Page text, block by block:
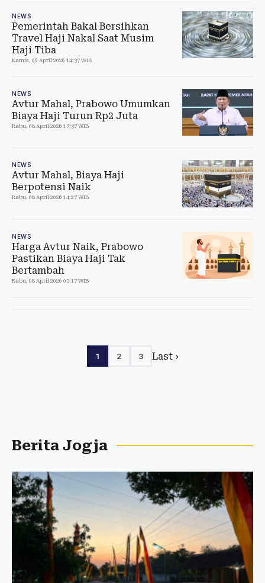
NEWS
Pemerintah Bakal Bersihkan
Travel Haji Nakal Saat Musim
Haji Tiba
Kamis, 09 April 2026 14:37 WIB
NEWS
Avtur Mahal, Prabowo Umumkan
Biaya Haji Turun Rp2 Juta
Rabu, 08 April 2026 17:37 WIB
NEWS
Avtur Mahal, Biaya Haji
Berpotensi Naik
Rabu, 08 April 2026 14:27 WIB
NEWS
Harga Avtur Naik, Prabowo
Pastikan Biaya Haji Tak
Bertambah
Rabu, 08 April 2026 03:17 WIB
1 2 3 Last ›
Berita Jogja